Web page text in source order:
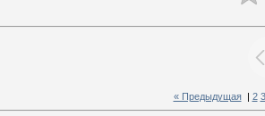
« Предыдущая| 2 3